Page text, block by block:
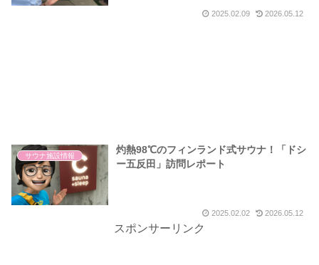
2025.02.09 2026.05.12
サウナ施設情報
灼熱98℃のフィンランド式サウナ！「ドシ
ー五反田」訪問レポート
2025.02.02 2026.05.12
スポンサーリンク